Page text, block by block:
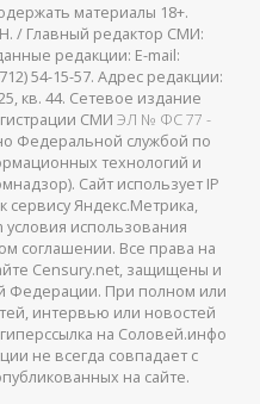
материалы 18+.
/ Главный редактор СМИ:
редакции: E-mail:
54-15-57. Адрес редакции:
кв. 44. Сетевое издание
СМИ ЭЛ № ФС 77 -
Федеральной службой по
технологий и
Сайт использует IP
сервису Яндекс.Метрика,
использования
соглашении. Все права на
Censury.net, защищены и
Федерации. При полном или
интервью или новостей
на Соловей.инфо
не всегда совпадает с
на сайте.